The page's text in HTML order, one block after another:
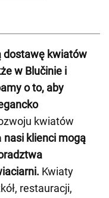
dostawę kwiatów
w Blučinie i
o to, aby
kwiatów
nasi klienci mogą
Kwiaty
restauracji,